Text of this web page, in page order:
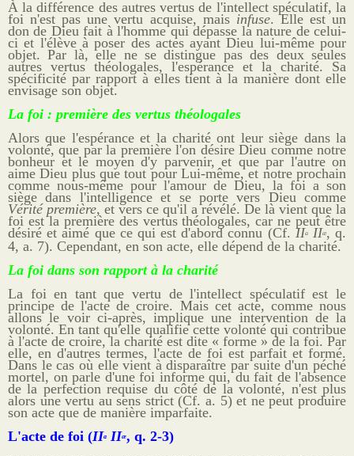
À la différence des autres vertus de l'intellect spéculatif, la
foi n'est pas une vertu acquise, mais infuse. Elle est un
don de Dieu fait à l'homme qui dépasse la nature de celui-
ci et l'élève à poser des actes ayant Dieu lui-même pour
objet. Par là, elle ne se distingue pas des deux seules
autres vertus théologales, l'espérance et la charité. Sa
spécificité par rapport à elles tient à la manière dont elle
envisage son objet.
La foi : première des vertus théologales
Alors que l'espérance et la charité ont leur siège dans la
volonté, que par la première l'on désire Dieu comme notre
bonheur et le moyen d'y parvenir, et que par l'autre on
aime Dieu plus que tout pour Lui-même, et notre prochain
comme nous-même pour l'amour de Dieu, la foi a son
siège dans l'intelligence et se porte vers Dieu comme
Vérité première, et vers ce qu'il a révélé. De là vient que la
foi est la première des vertus théologales, car ne peut être
désiré et aimé que ce qui est d'abord connu (Cf. IIaIIæ, q.
4, a. 7). Cependant, en son acte, elle dépend de la charité.
La foi dans son rapport à la charité
La foi en tant que vertu de l'intellect spéculatif est le
principe de l'acte de croire. Mais cet acte, comme nous
allons le voir ci-après, implique une intervention de la
volonté. En tant qu'elle qualifie cette volonté qui contribue
à l'acte de croire, la charité est dite « forme » de la foi. Par
elle, en d'autres termes, l'acte de foi est parfait et formé.
Dans le cas où elle vient à disparaître par suite d'un péché
mortel, on parle d'une foi informe qui, du fait de l'absence
de la perfection requise du côté de la volonté, n'est plus
alors une vertu au sens strict (Cf. a. 5) et ne peut produire
son acte que de manière imparfaite.
L'acte de foi (IIa IIæ, q. 2-3)